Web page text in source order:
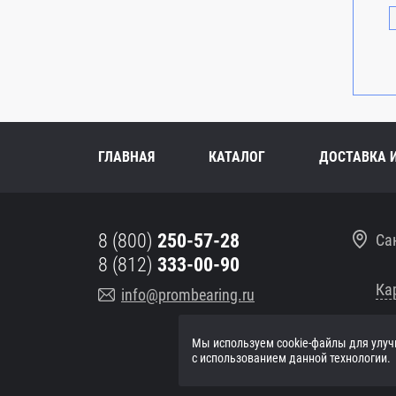
ГЛАВНАЯ КАТАЛОГ ДОСТАВКА
8 (800) 250-57-28
8 (812) 333-00-90
info@prombearing.ru
Мы используем cookie-файлы для
с использованием данной технологии.